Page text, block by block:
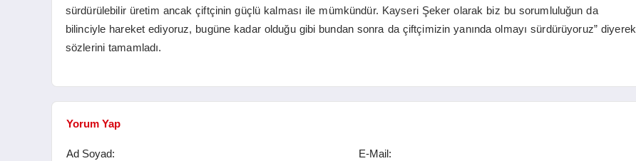
sürdürülebilir üretim ancak çiftçinin güçlü kalması ile mümkündür. Kayseri Şeker olarak biz bu sorumluluğun da
bilinciyle hareket ediyoruz, bugüne kadar olduğu gibi bundan sonra da çiftçimizin yanında olmayı sürdürüyoruz” diyerek
sözlerini tamamladı.
Yorum Yap
Ad Soyad: E-Mail: